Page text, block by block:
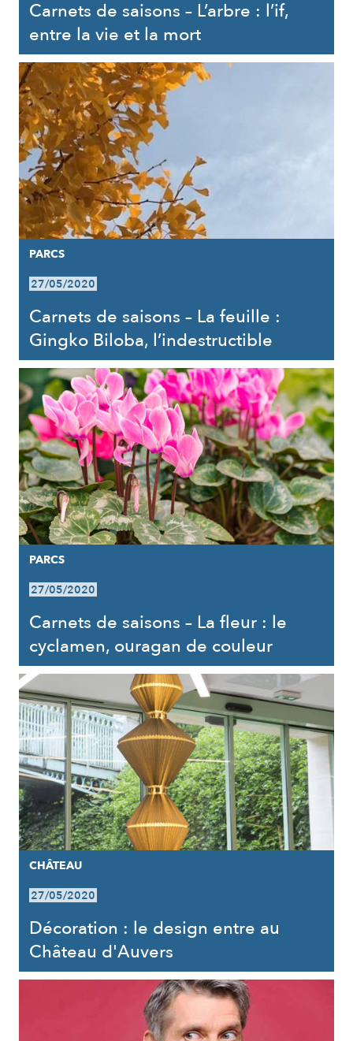
Carnets de saisons – L’arbre : l’if,
entre la vie et la mort
PARCS
27/05/2020
Carnets de saisons – La feuille :
Gingko Biloba, l’indestructible
PARCS
27/05/2020
Carnets de saisons – La fleur : le
cyclamen, ouragan de couleur
CHÂTEAU
27/05/2020
Décoration : le design entre au
Château d'Auvers